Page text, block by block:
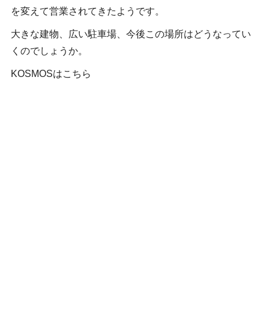
を変えて営業されてきたようです。
大きな建物、広い駐車場、今後この場所はどうなってい
くのでしょうか。
KOSMOSはこちら